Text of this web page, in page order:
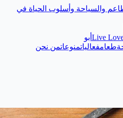
والسياحة وأسلوب الحياة في
Live أبو
طعامفعالياتمنوعاتمن نحن